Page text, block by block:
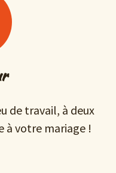
de travail, à deux
à votre mariage !